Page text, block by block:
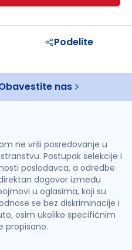
Podelite
nas
ne vrši posredovanje u
Postupak selekcije i
poslodavca, a odredbe
dogovor između
u oglasima, koji su
se bez diskriminacije i
osim ukoliko specifičnim
propisano.